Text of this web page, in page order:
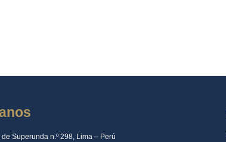
de Superunda n.º 298, Lima – Perú